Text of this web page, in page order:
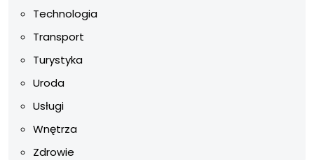
Technologia
Transport
Turystyka
Uroda
Usługi
Wnętrza
Zdrowie